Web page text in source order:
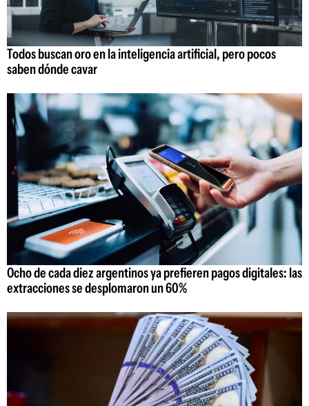
Todos buscan oro en la inteligencia artificial, pero pocos
saben dónde cavar
Ocho de cada diez argentinos ya prefieren pagos digitales: las
extracciones se desplomaron un 60%